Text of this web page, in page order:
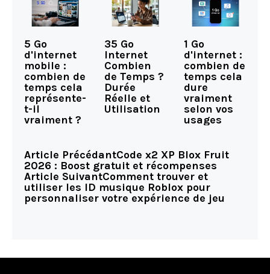
5 Go
d'internet
mobile :
combien de
temps cela
représente-
t-il
vraiment ?
35 Go
Internet
Combien
de Temps ?
Durée
Réelle et
Utilisation
1 Go
d'internet :
combien de
temps cela
dure
vraiment
selon vos
usages
Article PrécédantCode x2 XP Blox Fruit
2026 : Boost gratuit et récompenses
Article SuivantComment trouver et
utiliser les ID musique Roblox pour
personnaliser votre expérience de jeu